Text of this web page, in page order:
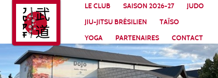
LE CLUB SAISON 2026-27
JUDO
JIU-JITSU BRÉSILIEN
TAÏSO
YOGA
PARTENAIRES CONTACT
Panneau de gestion des cookies